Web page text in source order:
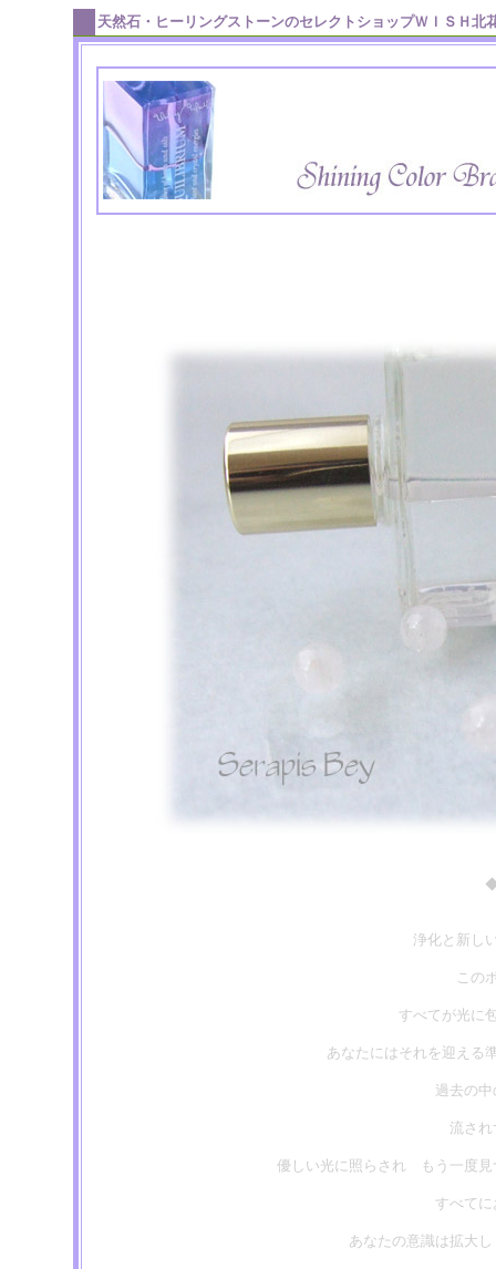
天然石・ヒーリングストーンのセレクトショップＷＩＳＨ
浄化と新し
この
すべてが光に
あなたにはそれを迎える
過去の
流さ
優しい光に照らされ もう一度
すべて
あなたの意識は拡大